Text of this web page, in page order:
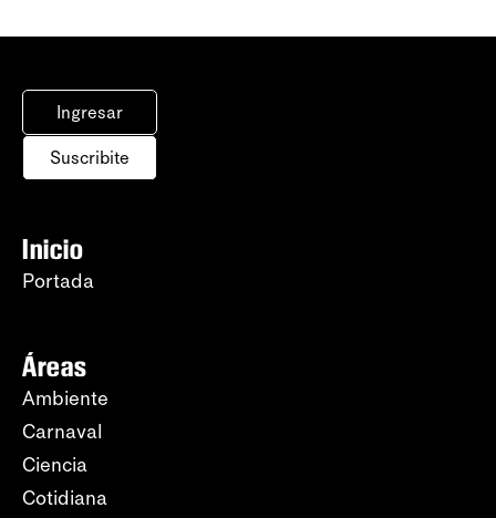
Ingresar
Suscribite
Inicio
Portada
Áreas
Ambiente
Carnaval
Ciencia
Cotidiana